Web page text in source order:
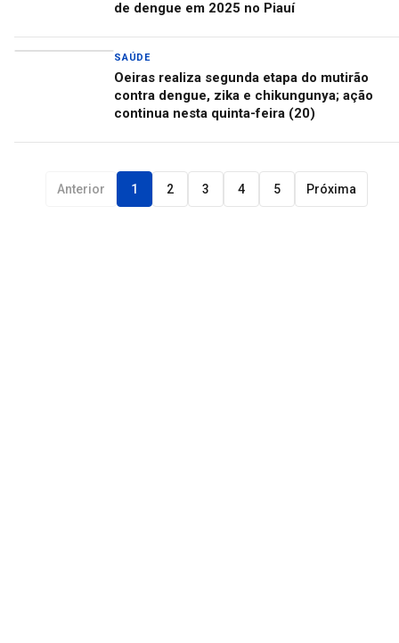
de dengue em 2025 no Piauí
SAÚDE
Oeiras realiza segunda etapa do mutirão
contra dengue, zika e chikungunya; ação
continua nesta quinta-feira (20)
Anterior 1 2 3 4 5 Próxima